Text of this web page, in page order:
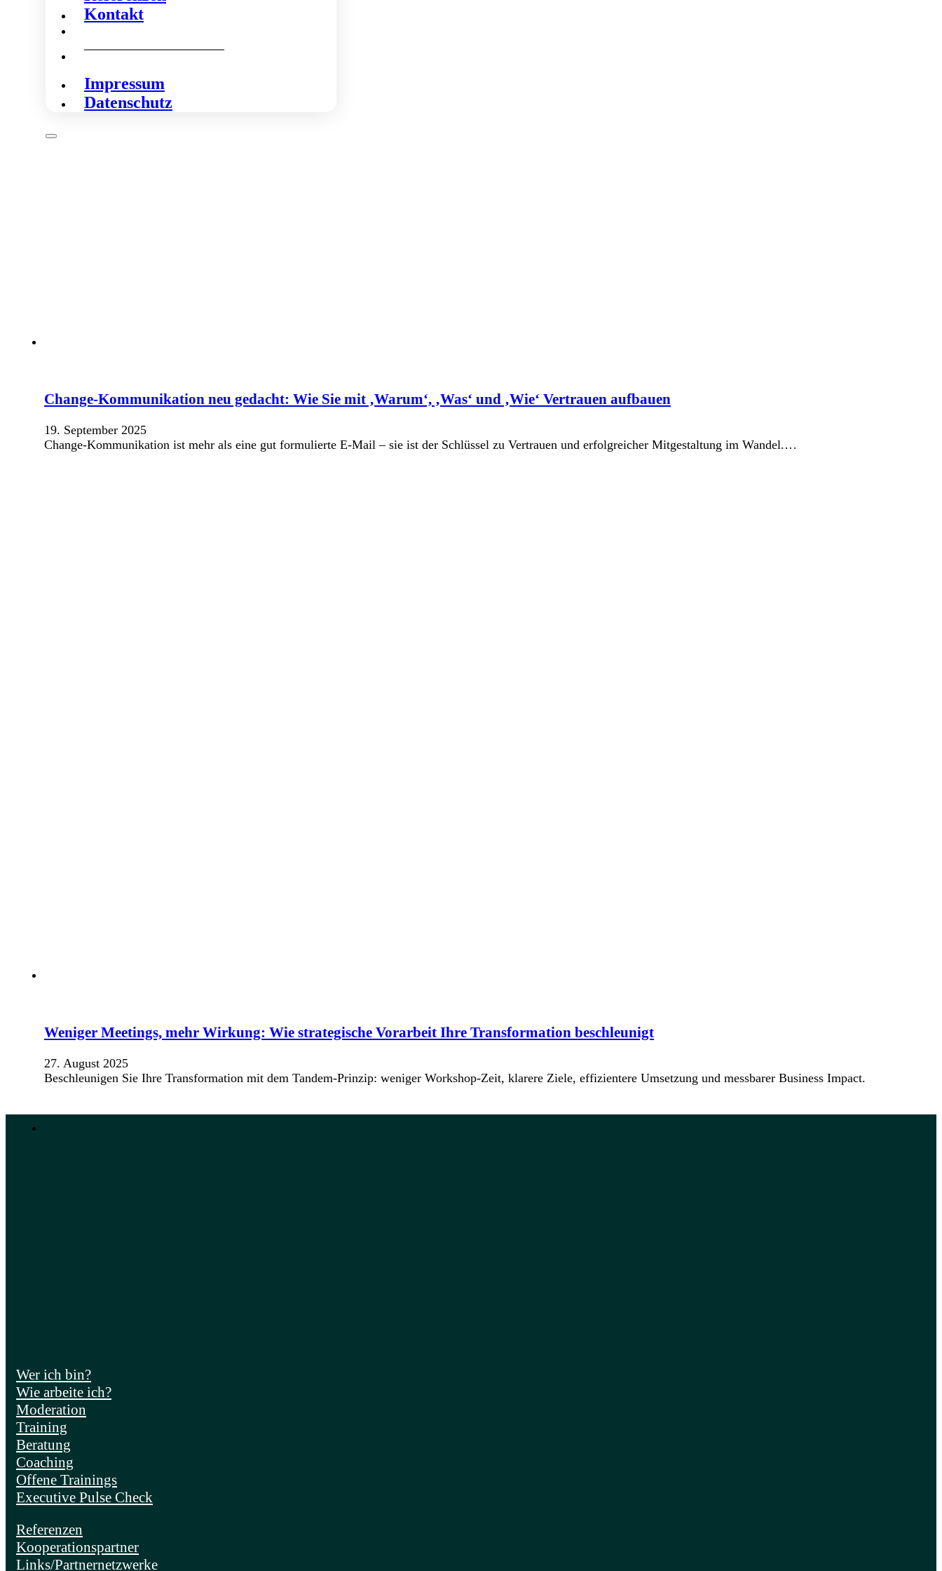
Kontakt
Impressum
Datenschutz
Change-Kommunikation neu gedacht: Wie Sie mit ‚Warum‘, ‚Was‘ und ‚Wie‘ Vertrauen aufbauen
19. September 2025
Change-Kommunikation ist mehr als eine gut formulierte E-Mail – sie ist der Schlüssel zu Vertrauen und erfolgreicher Mitgestaltung im Wandel.…
Weniger Meetings, mehr Wirkung: Wie strategische Vorarbeit Ihre Transformation beschleunigt
27. August 2025
Beschleunigen Sie Ihre Transformation mit dem Tandem-Prinzip: weniger Workshop-Zeit, klarere Ziele, effizientere Umsetzung und messbarer Business Impact.
Wer ich bin?
Wie arbeite ich?
Moderation
Training
Beratung
Coaching
Offene Trainings
Executive Pulse Check
Referenzen
Kooperationspartner
Links/Partnernetzwerke